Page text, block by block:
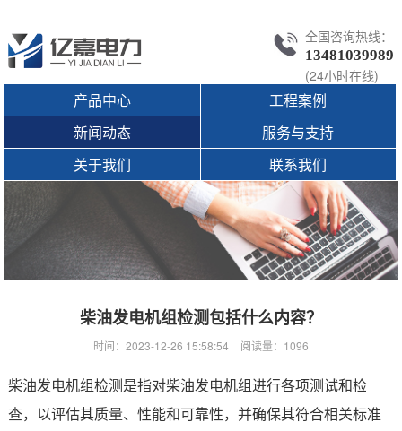
全国咨询热线：
13481039989
(24小时在线)
产品中心
工程案例
新闻动态
服务与支持
关于我们
联系我们
柴油发电机组检测包括什么内容？
时间：2023-12-26 15:58:54 阅读量：1096
柴油发电机组检测是指对柴油发电机组进行各项测试和检
查，以评估其质量、性能和可靠性，并确保其符合相关标准